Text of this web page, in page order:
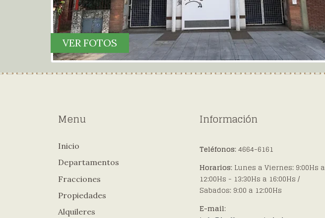
VER FOTOS
Menu
Inicio
Departamentos
Fracciones
Propiedades
Alquileres
Información
Teléfonos: 4664-6161
Horarios: Lunes a Viernes: 9:00Hs a
12:00Hs - 13:30Hs a 16:00Hs /
Sabados: 9:00 a 12:00Hs
E-mail: